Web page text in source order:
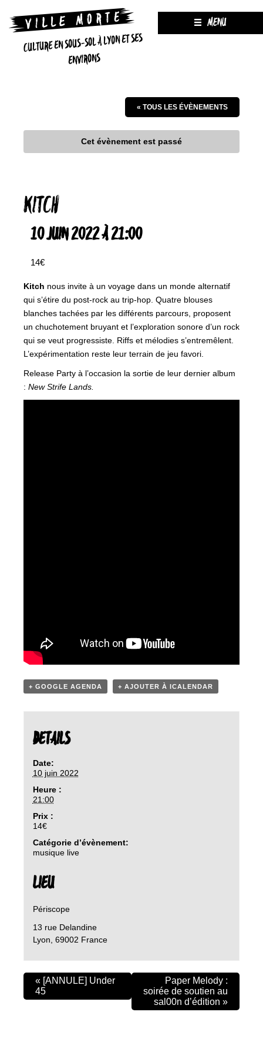
CULTURE EN SOUS-SOL À LYON ET SES
ENVIRONS
MENU
« TOUS LES ÉVÈNEMENTS
Cet évènement est passé
KITCH
10 JUIN 2022 À 21:00
14€
Kitch nous invite à un voyage dans un monde alternatif
qui s’étire du post-rock au trip-hop. Quatre blouses
blanches tachées par les différents parcours, proposent
un chuchotement bruyant et l’exploration sonore d’un rock
qui se veut progressiste. Riffs et mélodies s’entremêlent.
L’expérimentation reste leur terrain de jeu favori.
Release Party à l’occasion la sortie de leur dernier album
: New Strife Lands.
+ GOOGLE AGENDA + AJOUTER À ICALENDAR
DETAILS
Date:
10 juin 2022
Heure :
21:00
Prix :
14€
Catégorie d’évènement:
musique live
LIEU
Périscope
13 rue Delandine
Lyon 69002 France
« [ANNULE] Under
45
Paper Melody :
soirée de soutien au
sal00n d’édition »